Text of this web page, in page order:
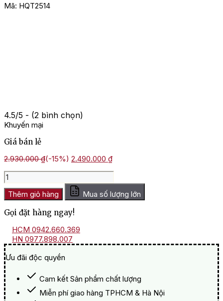
Mã: HQT2514
4.5/5 - (2 bình chọn)
Khuyến mại
Giá bán lẻ
2.930.000₫(-15%) Giá
2.930.000 ₫.
2.490.000 ₫Giá
là:
2.490.000 ₫.
Hộp
Quà
Tết
Thịnh
Vượng
lượng
Thêm giỏ hàng
Mua số lượng lớn
Gọi đặt hàng ngay!
HCM 0942.660.369
HN 0977.898.007
Ưu đãi độc quyền
Cam kết Sản phẩm chất lượng
Miễn phí giao hàng TPHCM & Hà Nội